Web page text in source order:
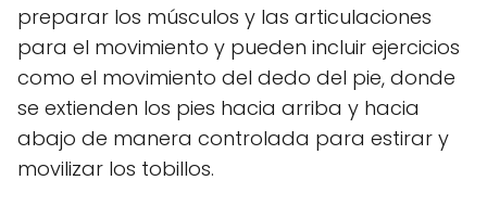
preparar los músculos y las articulaciones
para el movimiento y pueden incluir ejercicios
como el movimiento del dedo del pie, donde
se extienden los pies hacia arriba y hacia
abajo de manera controlada para estirar y
movilizar los tobillos.